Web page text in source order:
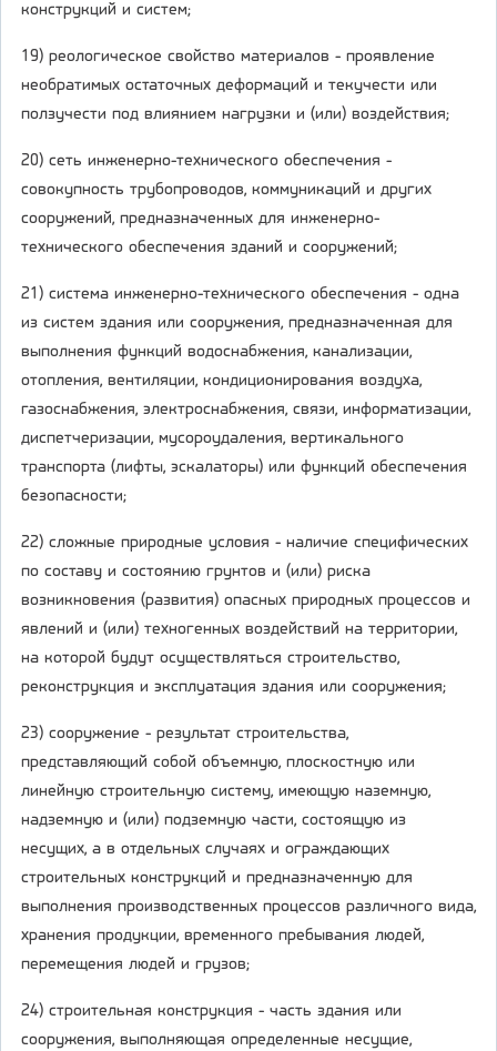
конструкций и систем;
19) реологическое свойство материалов - проявление
необратимых остаточных деформаций и текучести или
ползучести под влиянием нагрузки и (или) воздействия;
20) сеть инженерно-технического обеспечения -
совокупность трубопроводов, коммуникаций и других
сооружений, предназначенных для инженерно-
технического обеспечения зданий и сооружений;
21) система инженерно-технического обеспечения - одна
из систем здания или сооружения, предназначенная для
выполнения функций водоснабжения, канализации,
отопления, вентиляции, кондиционирования воздуха,
газоснабжения, электроснабжения, связи, информатизации,
диспетчеризации, мусороудаления, вертикального
транспорта (лифты, эскалаторы) или функций обеспечения
безопасности;
22) сложные природные условия - наличие специфических
по составу и состоянию грунтов и (или) риска
возникновения (развития) опасных природных процессов и
явлений и (или) техногенных воздействий на территории,
на которой будут осуществляться строительство,
реконструкция и эксплуатация здания или сооружения;
23) сооружение - результат строительства,
представляющий собой объемную, плоскостную или
линейную строительную систему, имеющую наземную,
надземную и (или) подземную части, состоящую из
несущих, а в отдельных случаях и ограждающих
строительных конструкций и предназначенную для
выполнения производственных процессов различного вида,
хранения продукции, временного пребывания людей,
перемещения людей и грузов;
24) строительная конструкция - часть здания или
сооружения, выполняющая определенные несущие,